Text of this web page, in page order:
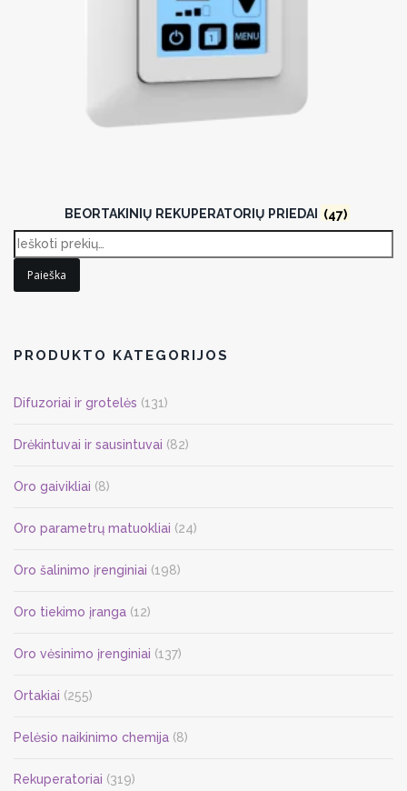
BEORTAKINIŲ REKUPERATORIŲ PRIEDAI (47)
Paieška
PRODUKTO KATEGORIJOS
Difuzoriai ir grotelės (131)
Drėkintuvai ir sausintuvai (82)
Oro gaivikliai (8)
Oro parametrų matuokliai (24)
Oro šalinimo įrenginiai (198)
Oro tiekimo įranga (12)
Oro vėsinimo įrenginiai (137)
Ortakiai (255)
Pelėsio naikinimo chemija (8)
Rekuperatoriai (319)